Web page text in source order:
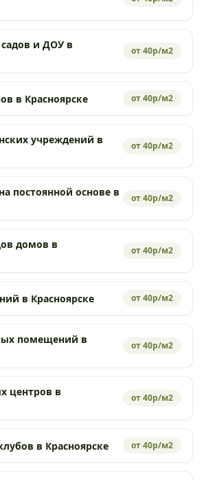
и ДОУ в
от 40р/м2
в Красноярске от 40р/м2
учреждений в
от 40р/м2
постоянной основе в
от 40р/м2
домов в
от 40р/м2
в Красноярске от 40р/м2
помещений в
от 40р/м2
центров в
от 40р/м2
в Красноярске от 40р/м2